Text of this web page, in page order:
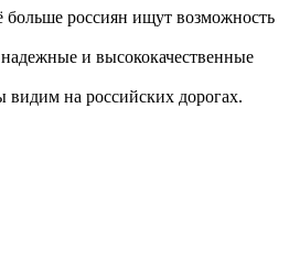
больше россиян ищут возможность
и высококачественные
на российских дорогах.